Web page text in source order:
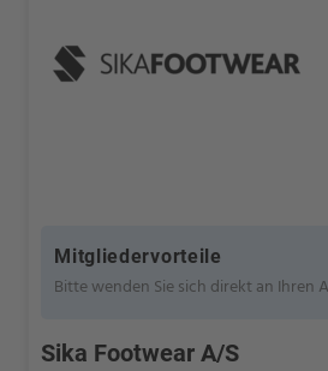
Mitgliedervorteile
Bitte wenden Sie sich direkt an Ihren
Sika Footwear A/S